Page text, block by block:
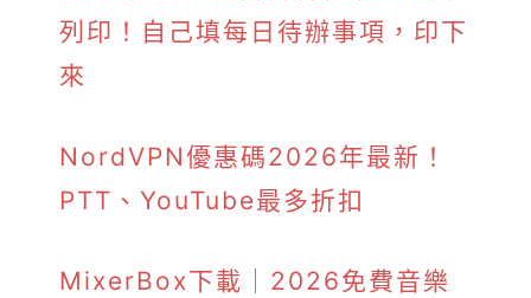
列印！自己填每日待辦事項，印下
來
NordVPN優惠碼2026年最新！
PTT、YouTube最多折扣
MixerBox下載｜2026免費音樂